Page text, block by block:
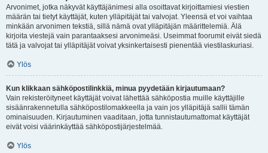
Arvonimet, jotka näkyvät käyttäjänimesi alla osoittavat kirjoittamiesi viestien
määrän tai tietyt käyttäjät, kuten ylläpitäjät tai valvojat. Yleensä et voi vaihtaa
minkään arvonimen tekstiä, sillä nämä ovat ylläpitäjän määrittelemiä. Älä
kirjoita viestejä vain parantaaksesi arvonimeäsi. Useimmat foorumit eivät siedä
tätä ja valvojat tai ylläpitäjät voivat yksinkertaisesti pienentää viestilaskuriasi.
Ylös
Kun klikkaan sähköpostilinkkiä, minua pyydetään kirjautumaan?
Vain rekisteröityneet käyttäjät voivat lähettää sähköpostia muille käyttäjille
sisäänrakennetulla sähköpostilomakkeella ja vain jos ylläpitäjä sallii tämän
ominaisuuden. Kirjautuminen vaaditaan, jotta tunnistautumattomat käyttäjät
eivät voisi väärinkäyttää sähköpostijärjestelmää.
Ylös